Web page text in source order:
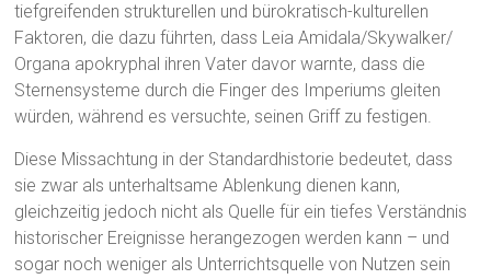
tiefgreifenden strukturellen und bürokratisch-kulturellen
Faktoren, die dazu führten, dass Leia Amidala/Skywalker/
Organa apokryphal ihren Vater davor warnte, dass die
Sternensysteme durch die Finger des Imperiums gleiten
würden, während es versuchte, seinen Griff zu festigen.
Diese Missachtung in der Standardhistorie bedeutet, dass
sie zwar als unterhaltsame Ablenkung dienen kann,
gleichzeitig jedoch nicht als Quelle für ein tiefes Verständnis
historischer Ereignisse herangezogen werden kann – und
sogar noch weniger als Unterrichtsquelle von Nutzen sein